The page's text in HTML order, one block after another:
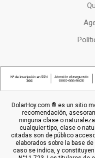
DolarHoy.com ® es un sitio
recomendación,
ninguna clase o
cualquier tipo, clase o
citadas son de público
elaborados sobre la base
caso se indica, y